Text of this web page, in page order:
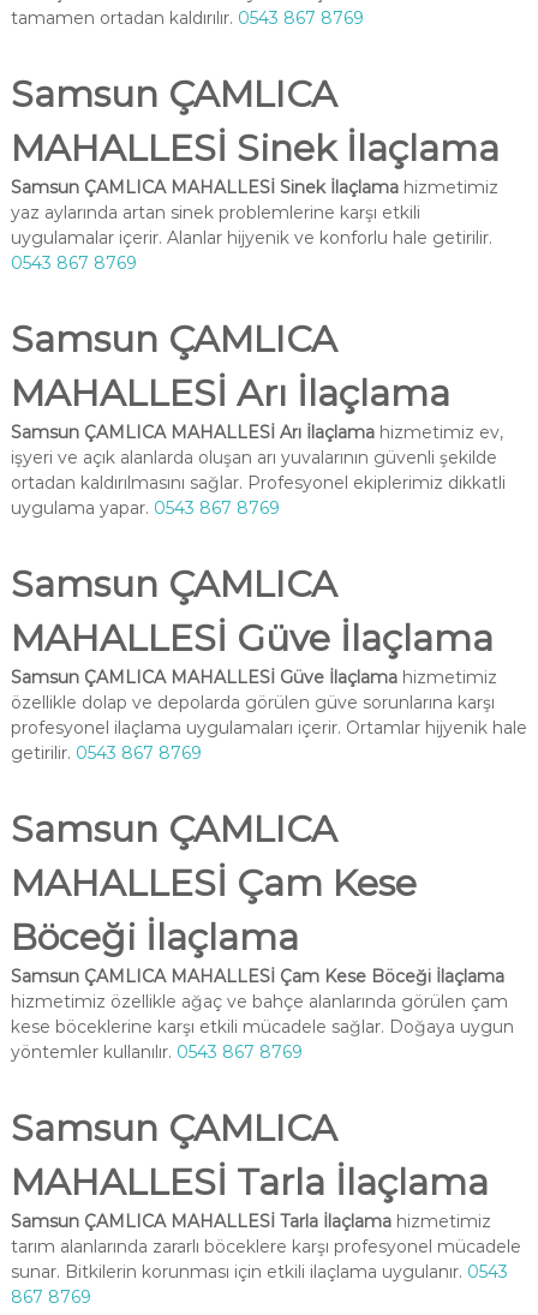
tamamen ortadan kaldırılır. 0543 867 8769
Samsun ÇAMLICA
MAHALLESİ Sinek İlaçlama
Samsun ÇAMLICA MAHALLESİ Sinek İlaçlamahizmetimiz
yaz aylarında artan sinek problemlerine karşı etkili
uygulamalar içerir. Alanlar hijyenik ve konforlu hale getirilir.
0543 867 8769
Samsun ÇAMLICA
MAHALLESİ Arı İlaçlama
Samsun ÇAMLICA MAHALLESİ Arı İlaçlamahizmetimiz ev,
işyeri ve açık alanlarda oluşan arı yuvalarının güvenli şekilde
ortadan kaldırılmasını sağlar. Profesyonel ekiplerimiz dikkatli
uygulama yapar. 0543 867 8769
Samsun ÇAMLICA
MAHALLESİ Güve İlaçlama
Samsun ÇAMLICA MAHALLESİ Güve İlaçlamahizmetimiz
özellikle dolap ve depolarda görülen güve sorunlarına karşı
profesyonel ilaçlama uygulamaları içerir. Ortamlar hijyenik hale
getirilir. 0543 867 8769
Samsun ÇAMLICA
MAHALLESİ Çam Kese
Böceği İlaçlama
Samsun ÇAMLICA MAHALLESİ Çam Kese Böceği İlaçlama
hizmetimiz özellikle ağaç ve bahçe alanlarında görülen çam
kese böceklerine karşı etkili mücadele sağlar. Doğaya uygun
yöntemler kullanılır. 0543 867 8769
Samsun ÇAMLICA
MAHALLESİ Tarla İlaçlama
Samsun ÇAMLICA MAHALLESİ Tarla İlaçlamahizmetimiz
tarım alanlarında zararlı böceklere karşı profesyonel mücadele
sunar. Bitkilerin korunması için etkili ilaçlama uygulanır. 0543
867 8769